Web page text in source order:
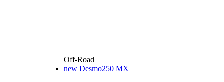
Off-Road
new Desmo250 MX